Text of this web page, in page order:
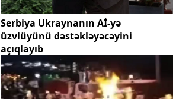
Serbiya Ukraynanın Aİ-yə
üzvlüyünü dəstəkləyəcəyini
açıqlayıb